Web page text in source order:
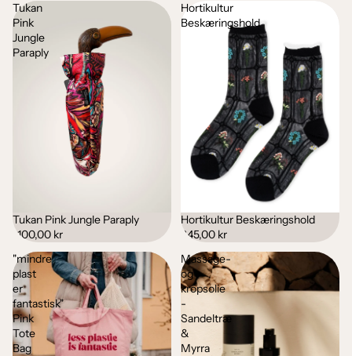
Tukan
Pink
Jungle
Paraply
Tukan Pink Jungle Paraply
1.100,00 kr
Hortikultur
Beskæringshold
Hortikultur Beskæringshold
245,00 kr
"mindre
plast
er
fantastisk"
Pink
Tote
Bag
Massage-
og
kropsolie
-
Sandeltræ
&
Myrra